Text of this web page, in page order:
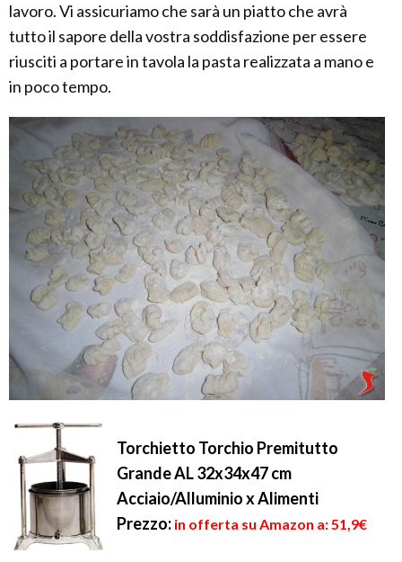
lavoro. Vi assicuriamo che sarà un piatto che avrà
tutto il sapore della vostra soddisfazione per essere
riusciti a portare in tavola la pasta realizzata a mano e
in poco tempo.
Torchietto Torchio Premitutto
Grande AL 32x34x47 cm
Acciaio/Alluminio x Alimenti
Prezzo: in offerta su Amazon a: 51,9€